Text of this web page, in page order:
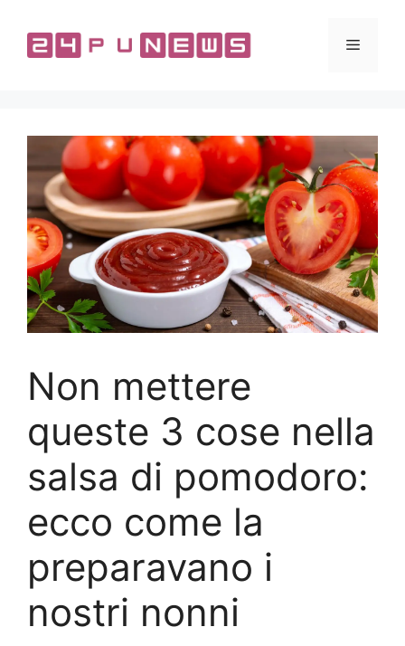
contenuto
Menu
Non mettere
queste 3 cose nella
salsa di pomodoro:
ecco come la
preparavano i
nostri nonni